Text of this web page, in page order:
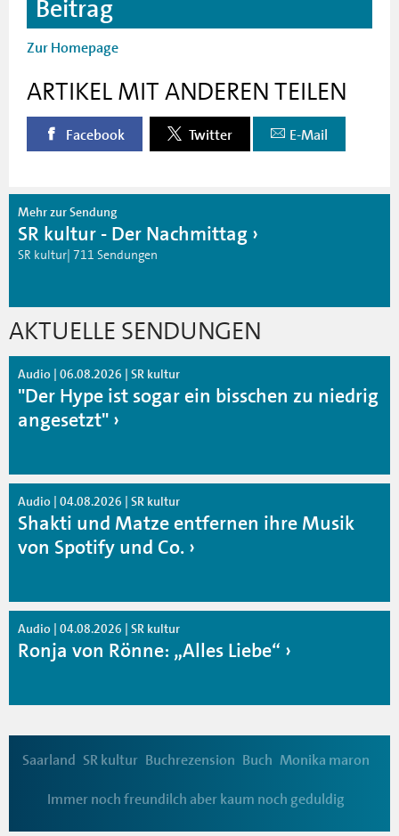
Beitrag
Zur Homepage
ARTIKEL MIT ANDEREN TEILEN
Facebook Twitter E-Mail
Mehr zur Sendung
SR kultur - Der Nachmittag
SR kultur| 711 Sendungen
AKTUELLE SENDUNGEN
Audio | 06.08.2026 | SR kultur
"Der Hype ist sogar ein bisschen zu niedrig
angesetzt"
Audio | 04.08.2026 | SR kultur
Shakti und Matze entfernen ihre Musik
von Spotify und Co.
Audio | 04.08.2026 | SR kultur
Ronja von Rönne: „Alles Liebe“
Saarland SR kultur Buchrezension Buch Monika maron
Immer noch freundilch aber kaum noch geduldig